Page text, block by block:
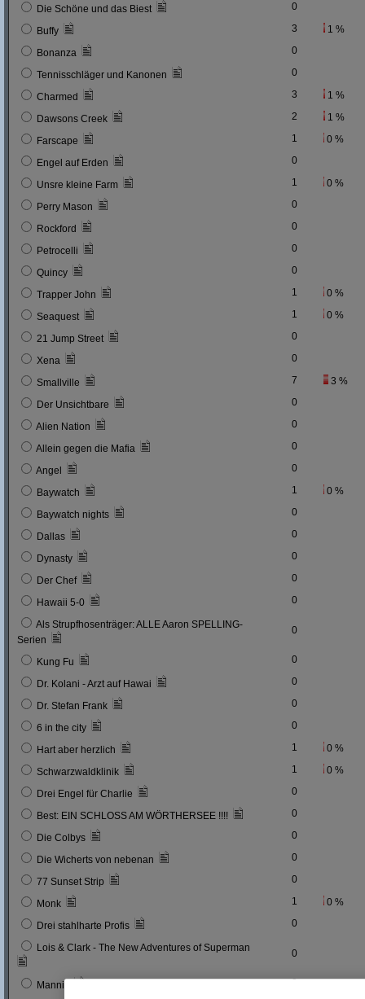
Die Schöne und das Biest 0
Buffy 3 1 %
Bonanza 0
Tennisschläger und Kanonen 0
Charmed 3 1 %
Dawsons Creek 2 1 %
Farscape 1 0 %
Engel auf Erden 0
Unsre kleine Farm 1 0 %
Perry Mason 0
Rockford 0
Petrocelli 0
Quincy 0
Trapper John 1 0 %
Seaquest 1 0 %
21 Jump Street 0
Xena 0
Smallville 7 3 %
Der Unsichtbare 0
Alien Nation 0
Allein gegen die Mafia 0
Angel 0
Baywatch 1 0 %
Baywatch nights 0
Dallas 0
Dynasty 0
Der Chef 0
Hawaii 5-0 0
Als Strupfhosenträger: ALLE Aaron SPELLING-
Serien
0
Kung Fu 0
Dr. Kolani - Arzt auf Hawai 0
Dr. Stefan Frank 0
6 in the city 0
Hart aber herzlich 1 0 %
Schwarzwaldklinik 1 0 %
Drei Engel für Charlie 0
Best: EIN SCHLOSS AM WÖRTHERSEE !!!! 0
Die Colbys 0
Die Wicherts von nebenan 0
77 Sunset Strip 0
Monk 1 0 %
Drei stahlharte Profis 0
Lois & Clark - The New Adventures of Superman 0
Mannix 0